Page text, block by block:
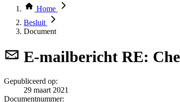
Thema COVID-19
Bekijk per bestuursorgaan
Home
Besluit
Document
E-mailbericht RE:
Gepubliceerd op:
29 maart 2021
Documentnummer: